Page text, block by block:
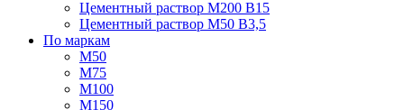
Цементный раствор М200 В15
Цементный раствор М50 В3,5
По маркам
М50
М75
М100
М150